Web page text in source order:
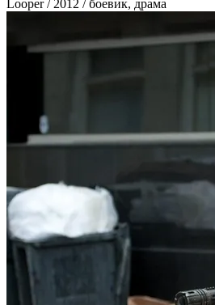
Looper / 2012 / боевик, драма